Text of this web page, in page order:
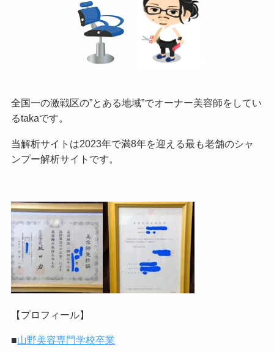
全国一の激戦区の”とある地域”でオーナー美容師をしてい
るtakaです。
当解析サイトは2023年で満8年を迎える最も老舗のシャ
ンプー解析サイトです。
【プロフィール】
■山野美容専門学校卒業